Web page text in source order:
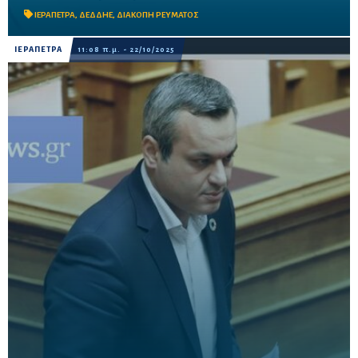
ΙΕΡΑΠΕΤΡΑ, ΔΕΔΔΗΕ, ΔΙΑΚΟΠΗ ΡΕΥΜΑΤΟΣ
Καβουσίου, Καβούσι, Θόλος, Πλάτανος, Μαλαύρα από ώρα ...
ΙΕΡΑΠΕΤΡΑ 11:08 π.μ. - 22/10/2025